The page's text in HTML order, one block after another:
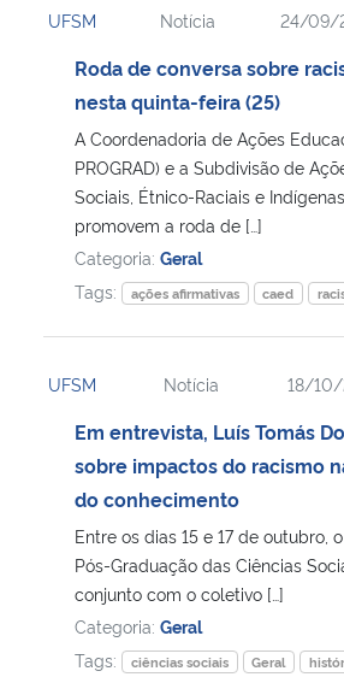
Ministério da Cidadania
Ministério de Minas e Energia
Ministério da Ciência, Tecnologia, Inovações e
Ministério do Meio Ambiente
Ministério do Turismo
Controladoria-Geral da União
Ministério da Mulher, da Família e dos Direitos
Secretaria-Geral
Secretaria de Governo
UFSM Notícia 24/09/
Roda de conversa sobre
nesta quinta-feira (25)
A Coordenadoria de Ações
PROGRAD) e a Subdivisão de
Sociais, Étnico-Raciais e
promovem a roda de […]
Categoria: Geral
Tags:
ações afirmativas caed
UFSM Notícia 18/
Em entrevista, Luís Tomás
sobre impactos do racismo
do conhecimento
Entre os dias 15 e 17 de outubro,
Pós-Graduação das Ciências
conjunto com o coletivo […]
Categoria: Geral
Tags:
ciências sociais Geral